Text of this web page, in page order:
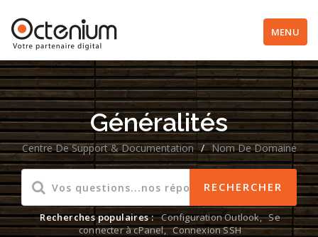
MENU
Généralités
Centre De Support & Documentation / Nom De Domaine
Recherches populaires : Configuration Outlook, Se
connecter à cPanel, Connexion SSH